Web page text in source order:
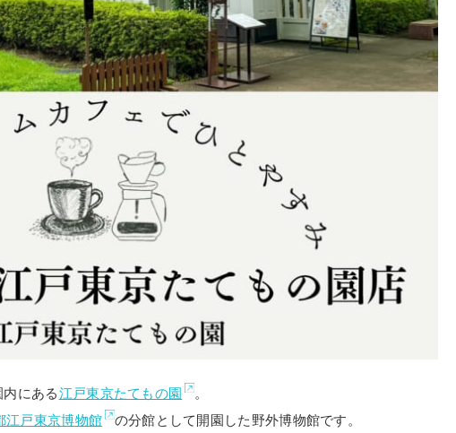
にある江戸東京たてもの園
。
江戸東京博物館 の分館として開園した野外博物館です。